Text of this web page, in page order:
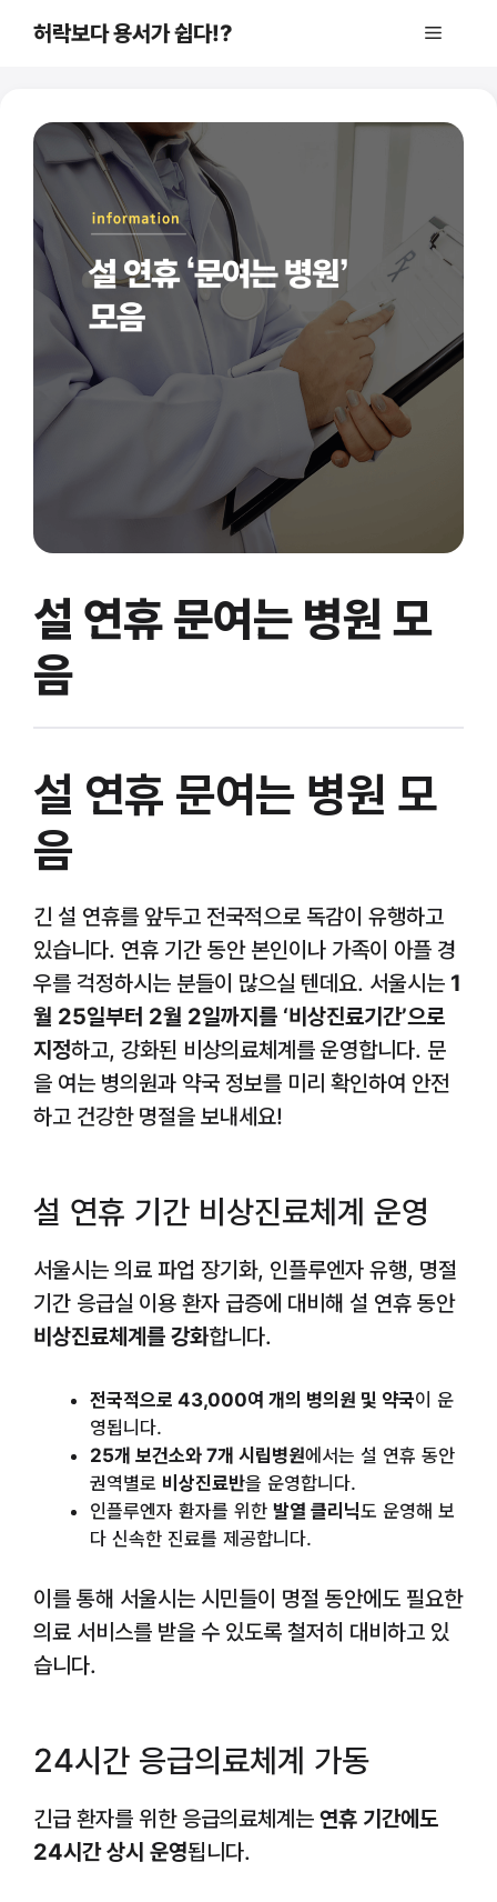
허락보다 용서가 쉽다!? 메
설 연휴 문여는 병원 모
음
설 연휴 문여는 병원 모
음
긴 설 연휴를 앞두고 전국적으로 독감이 유행하고
있습니다. 연휴 기간 동안 본인이나 가족이 아플 경
우를 걱정하시는 분들이 많으실 텐데요. 서울시는 1
월 25일부터 2월 2일까지를 ‘비상진료기간’으로
지정하고, 강화된 비상의료체계를 운영합니다. 문
을 여는 병의원과 약국 정보를 미리 확인하여 안전
하고 건강한 명절을 보내세요!
설 연휴 기간 비상진료체계 운영
서울시는 의료 파업 장기화, 인플루엔자 유행, 명절
기간 응급실 이용 환자 급증에 대비해 설 연휴 동안
비상진료체계를 강화합니다.
전국적으로 43,000여 개의 병의원 및 약국이 운
영됩니다.
25개 보건소와 7개 시립병원에서는 설 연휴 동안
권역별로 비상진료반을 운영합니다.
인플루엔자 환자를 위한 발열 클리닉도 운영해 보
다 신속한 진료를 제공합니다.
이를 통해 서울시는 시민들이 명절 동안에도 필요한
의료 서비스를 받을 수 있도록 철저히 대비하고 있
습니다.
24시간 응급의료체계 가동
긴급 환자를 위한 응급의료체계는 연휴 기간에도
24시간 상시 운영됩니다.